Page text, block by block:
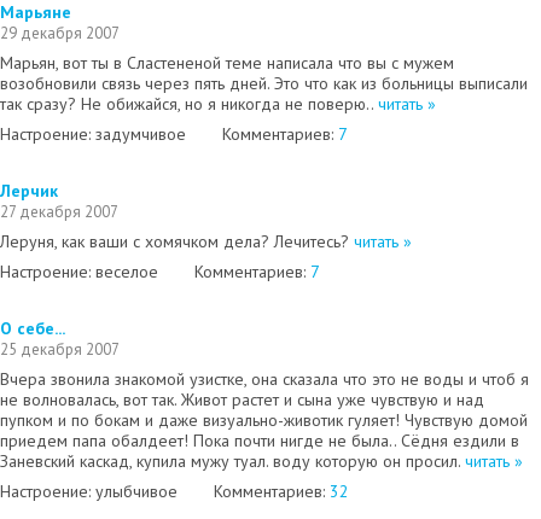
Марьяне
29 декабря 2007
Марьян, вот ты в Сластененой теме написала что вы с мужем
возобновили связь через пять дней. Это что как из больницы выписали
так сразу? Не обижайся, но я никогда не поверю.. читать »
Настроение: задумчивое
Комментариев: 7
Лерчик
27 декабря 2007
Леруня, как ваши с хомячком дела? Лечитесь? читать »
Настроение: веселое
Комментариев: 7
О себе...
25 декабря 2007
Вчера звонила знакомой узистке, она сказала что это не воды и чтоб я
не волновалась, вот так. Живот растет и сына уже чувствую и над
пупком и по бокам и даже визуально-животик гуляет! Чувствую домой
приедем папа обалдеет! Пока почти нигде не была.. Сёдня ездили в
Заневский каскад, купила мужу туал. воду которую он просил. читать »
Настроение: улыбчивое
Комментариев: 32